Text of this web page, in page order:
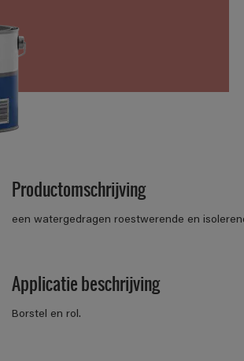
Productomschrijving
een watergedragen roestwerende en
Applicatie beschrijving
Borstel en rol.